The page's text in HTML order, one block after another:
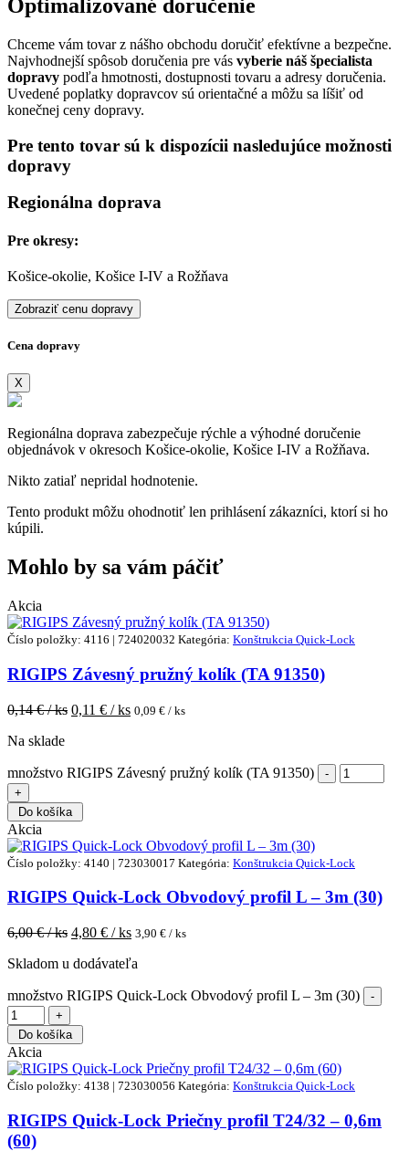
Optimalizované doručenie
Chceme vám tovar z nášho obchodu doručiť efektívne a bezpečne.
Najvhodnejší spôsob doručenia pre vás vyberie náš špecialista
dopravy podľa hmotnosti, dostupnosti tovaru a adresy doručenia.
Uvedené poplatky dopravcov sú orientačné a môžu sa líšiť od
konečnej ceny dopravy.
Pre tento tovar sú k dispozícii nasledujúce možnosti
dopravy
Regionálna doprava
Pre okresy:
Košice-okolie, Košice I-IV a Rožňava
Zobraziť cenu dopravy
Cena dopravy
X
Regionálna doprava zabezpečuje rýchle a výhodné doručenie
objednávok v okresoch Košice-okolie, Košice I-IV a Rožňava.
Nikto zatiaľ nepridal hodnotenie.
Tento produkt môžu ohodnotiť len prihlásení zákazníci, ktorí si ho
kúpili.
Mohlo by sa vám páčiť
Akcia
Číslo položky: 4116 | 724020032 Kategória: Konštrukcia Quick-Lock
RIGIPS Závesný pružný kolík (TA 91350)
0,14€ / ks 0,11 € / ks 0,09 € / ks
Na sklade
množstvo RIGIPS Závesný pružný kolík (TA 91350)
Do košíka
Akcia
Číslo položky: 4140 | 723030017 Kategória: Konštrukcia Quick-Lock
RIGIPS Quick-Lock Obvodový profil L – 3m (30)
6,00€ / ks 4,80 € / ks 3,90 € / ks
Skladom u dodávateľa
množstvo RIGIPS Quick-Lock Obvodový profil L – 3m (30)
Do košíka
Akcia
Číslo položky: 4138 | 723030056 Kategória: Konštrukcia Quick-Lock
RIGIPS Quick-Lock Priečny profil T24/32 – 0,6m
(60)